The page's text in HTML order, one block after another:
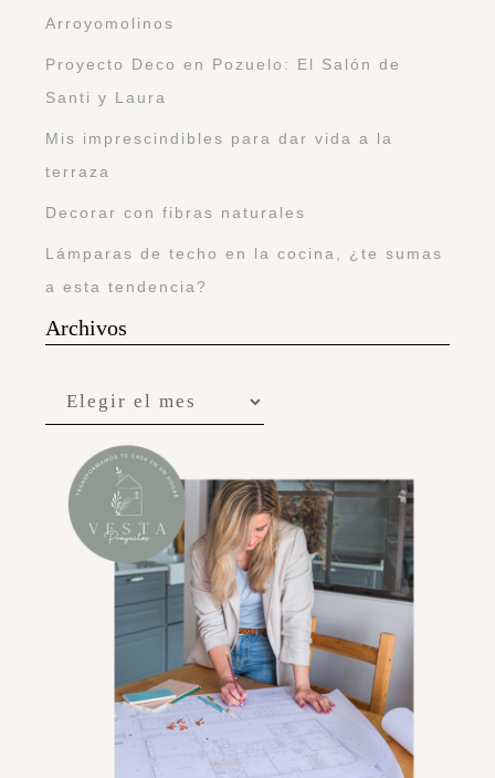
Arroyomolinos
Proyecto Deco en Pozuelo: El Salón de
Santi y Laura
Mis imprescindibles para dar vida a la
terraza
Decorar con fibras naturales
Lámparas de techo en la cocina, ¿te sumas
a esta tendencia?
Archivos